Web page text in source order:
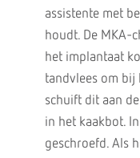
assistente met
houdt. De MKA-
het implantaat
tandvlees om bij
schuift dit aan
in het kaakbot.
geschroefd. Als